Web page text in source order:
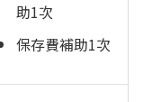
助1次
保存費補助1次